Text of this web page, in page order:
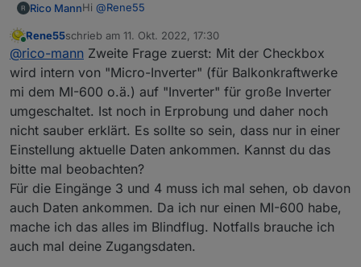
Rico MannHi @Rene55
Vielen Dank für deine großartige Arbeit! Ich nutze
einen
Deye 1600, welcher sich ohne Probleme einbinden
lies.
Frage: wäre es möglich, die Eingänge drei und vier
ebenso wie die Eingänge eins und zwei zu
überwachen?
Zweite Frage: Wozu dient die checkbox „inverter“ in
den Adaptereinstellungen? Ich habe einmal mit und
einmal ohne probiert, konnte jedoch kein
unterschied feststellen.
Online
Rene55schrieb am 11. Okt. 2022, 17:30
zuletzt editiert von
@rico-mann Zweite Frage zuerst: Mit der Checkbox
wird intern von "Micro-Inverter" (für Balkonkraftwerke
mi dem MI-600 o.ä.) auf "Inverter" für große Inverter
umgeschaltet. Ist noch in Erprobung und daher noch
nicht sauber erklärt. Es sollte so sein, dass nur in einer
Einstellung aktuelle Daten ankommen. Kannst du das
bitte mal beobachten?
Für die Eingänge 3 und 4 muss ich mal sehen, ob davon
auch Daten ankommen. Da ich nur einen MI-600 habe,
mache ich das alles im Blindflug. Notfalls brauche ich
auch mal deine Zugangsdaten.